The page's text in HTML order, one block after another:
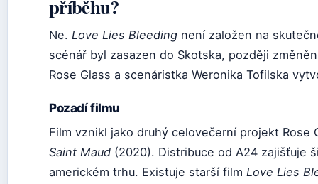
příběhu?
Ne. Love Lies Bleeding není založen na
scénář byl zasazen do Skotska, později
Rose Glass a scenáristka Weronika Tofilska
Pozadí filmu
Film vznikl jako druhý celovečerní projekt Rose
Saint Maud (2020). Distribuce od A24 zajišťuje
americkém trhu. Existuje starší film Love Lies